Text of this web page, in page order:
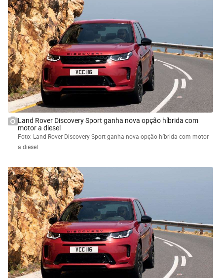
Land Rover Discovery Sport ganha nova opção híbrida com
motor a diesel
Foto: Land Rover Discovery Sport ganha nova opção híbrida com motor
a diesel